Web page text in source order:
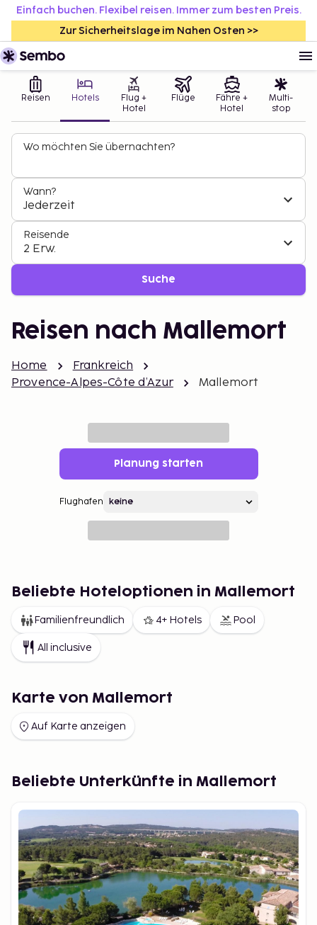
Einfach buchen. Flexibel reisen. Immer zum besten Preis.
Zur Sicherheitslage im Nahen Osten >>
Reisen Hotels
Flug +
Hotel
Flüge
Fähre +
Hotel
Multi-
stop
Wo möchten Sie übernachten?
Wann?
Jederzeit
Reisende
2 Erw.
Suche
Reisen nach Mallemort
Home
Frankreich
Provence-Alpes-Côte d’Azur
Mallemort
Planung starten
Flughafen
Beliebte Hoteloptionen in Mallemort
Familienfreundlich 4+ Hotels Pool
All inclusive
Karte von Mallemort
Auf Karte anzeigen
Beliebte Unterkünfte in Mallemort